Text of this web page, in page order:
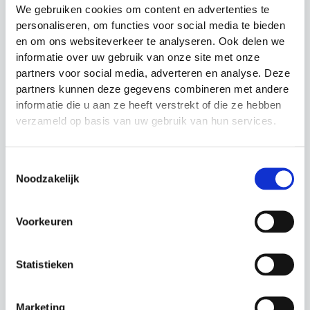
We gebruiken cookies om content en advertenties te
personaliseren, om functies voor social media te bieden
en om ons websiteverkeer te analyseren. Ook delen we
informatie over uw gebruik van onze site met onze
partners voor social media, adverteren en analyse. Deze
partners kunnen deze gegevens combineren met andere
informatie die u aan ze heeft verstrekt of die ze hebben
verzameld op basis van uw gebruik van hun services.
Noodzakelijk
Voorkeuren
Statistieken
Marketing
Geproduceerd met minder schuim dan bij
traditionele foam roller
Ontworpen voor intensief, zwaar gebruik
Gemaakt van EVA-schuim
The Grid foam roller is verkrijgbaar in de
volgende kleuren
Lime